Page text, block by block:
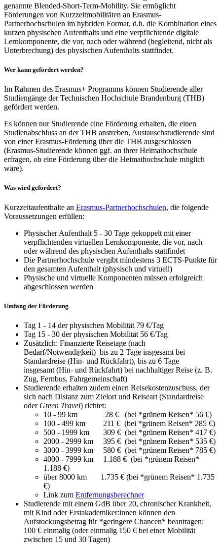
genannte Blended-Short-Term-Mobility. Sie ermöglicht
Förderungen von Kurzzeitmobilitäten an Erasmus-
Partnerhochschulen im hybriden Format, d.h. die Kombination eines
kurzen physischen Aufenthalts und eine verpflichtende digitale
Lernkomponente, die vor, nach oder während (begleitend, nicht als
Unterbrechung) des physischen Aufenthalts stattfindet.
Wer kann gefördert werden?
Im Rahmen des Erasmus+ Programms können Studierende aller
Studiengänge der Technischen Hochschule Brandenburg (THB)
gefördert werden.
Es können nur Studierende eine Förderung erhalten, die einen
Studienabschluss an der THB anstreben, Austauschstudierende sind
von einer Erasmus-Förderung über die THB ausgeschlossen
(Erasmus-Studierende können ggf. an ihrer Heimathochschule
erfragen, ob eine Förderung über die Heimathochschule möglich
wäre).
Was wird gefördert?
Kurzzeitaufenthalte an Erasmus-Partnerhochschulen, die folgende
Voraussetzungen erfüllen:
Physischer Aufenthalt 5 - 30 Tage gekoppelt mit einer
verpflichtenden virtuellen Lernkomponente, die vor, nach
oder während des physischen Aufenthalts stattfindet
Die Partnerhochschule vergibt mindestens 3 ECTS-Punkte für
den gesamten Aufenthalt (physisch und virtuell)
Physische und virtuelle Komponenten müssen erfolgreich
abgeschlossen werden
Umfang der Förderung
Tag 1 - 14 der physischen Mobilität 79 €/Tag
Tag 15 - 30 der physischen Mobilität 56 €/Tag
Zusätzlich: Finanzierte Reisetage (nach
Bedarf/Notwendigkeit) bis zu 2 Tage insgesamt bei
Standardreise (Hin- und Rückfahrt), bis zu 6 Tage
insgesamt (Hin- und Rückfahrt) bei nachhaltiger Reise (z. B.
Zug, Fernbus, Fahrgemeinschaft)
Studierende erhalten zudem einen Reisekostenzuschuss, der
sich nach Distanz zum Zielort und Reiseart (Standardreise
oder Green Travel) richtet:
10 - 99 km 28 € (bei *grünem Reisen* 56 €)
100 - 499 km 211 € (bei *grünem Reisen* 285 €)
500 - 1999 km 309 € (bei *grünem Reisen* 417 €)
2000 - 2999 km 395 € (bei *grünem Reisen* 535 €)
3000 - 3999 km 580 € (bei *grünem Reisen* 785 €)
4000 - 7999 km 1.188 € (bei *grünem Reisen*
1.188 €)
über 8000 km 1.735 € (bei *grünem Reisen* 1.735
€)
Link zum Entfernungsberechner
Studierende mit einem GdB über 20, chronischer Krankheit,
mit Kind oder Erstakademiker:innen können den
Aufstockungsbetrag für *geringere Chancen* beantragen:
100 € einmalig (oder einmalig 150 € bei einer Mobilität
zwischen 15 und 30 Tagen)